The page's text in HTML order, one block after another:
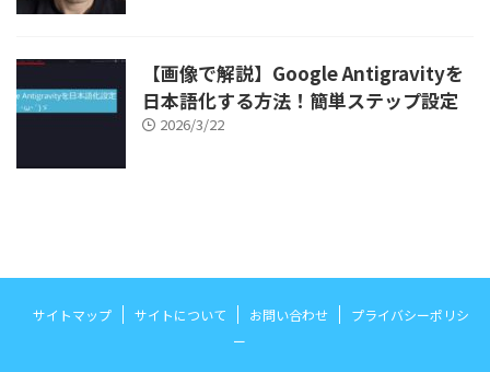
【画像で解説】Google Antigravityを
日本語化する方法！簡単ステップ設定
2026/3/22
サイトマップ サイトについて お問い合わせ
プライバシーポリシ
ー